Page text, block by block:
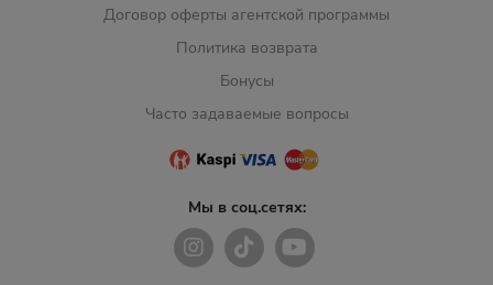
Договор оферты агентской программы
Политика возврата
Бонусы
Часто задаваемые вопросы
Мы в соц.сетях: